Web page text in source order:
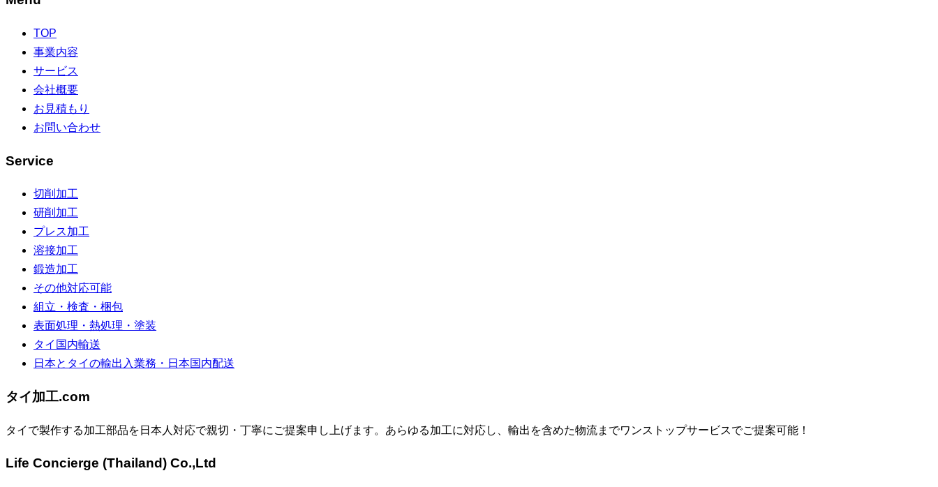
TOP
事業内容
サービス
会社概要
お見積もり
お問い合わせ
Service
切削加工
研削加工
プレス加工
溶接加工
鍛造加工
その他対応可能
組立・検査・梱包
表面処理・熱処理・塗装
タイ国内輸送
日本とタイの輸出入業務・日本国内配送
タイ加工.com
タイで製作する加工部品を日本人対応で親切・丁寧にご提案申し上げます。あらゆる加工に対応し、輸出を含めた物流までワンストップサービスでご提案可能！
Life Concierge (Thailand) Co.,Ltd